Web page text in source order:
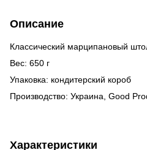
Описание
Классический марципановый
Вес: 650 г
Упаковка: кондитерский короб
Производство: Украина, Good
Характеристики